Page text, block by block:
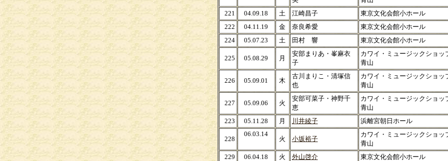
221
04.09.18 土 江崎昌子
東京文化会館小ホール
222
04.11.19 金 奈良希愛
東京文化会館小ホール
224
05.07.23 土 田村 響 東京文化会館小ホール
225 05.08.29 月
安部まりあ・峯麻衣
子
カワイ・ミュージックショッ
青山
226 05.09.01 木
古川まりこ・清塚信
也
カワイ・ミュージックショッ
青山
227 05.09.06 火
安部可菜子・神野千
恵
カワイ・ミュージックショッ
青山
223
05.11.28 月 川井綾子 浜離宮朝日ホール
228
06.03.14
火 小坂裕子
カワイ・ミュージックショッ
青山
229
06.04.18 火 外山啓介 東京文化会館小ホール